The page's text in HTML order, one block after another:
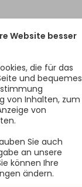
>
<
Website besser
die für das
und bequemes
von Inhalten, zum
von
Sie auch
an unsere
können Ihre
ändern.